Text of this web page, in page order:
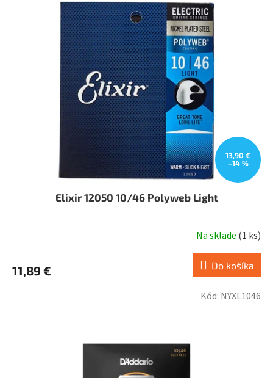
13,90 €
–14 %
Elixir 12050 10/46 Polyweb Light
Na sklade (1 ks)
11,89 € Do košíka
Kód: NYXL1046